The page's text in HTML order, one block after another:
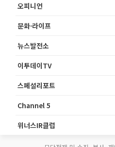
오피니언
문화·라이프
뉴스발전소
이투데이TV
스페셜리포트
Channel 5
위너스IR클럽